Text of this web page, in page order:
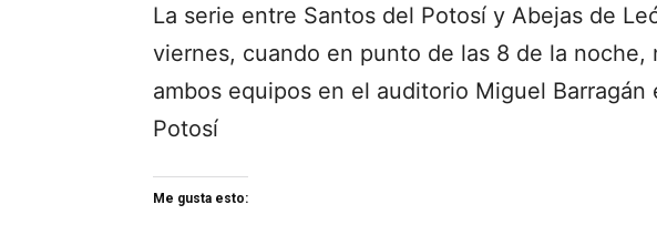
La serie entre Santos del Potosí y Abejas de
viernes, cuando en punto de las 8 de la
ambos equipos en el auditorio Miguel Barragán
Potosí
Me gusta esto: